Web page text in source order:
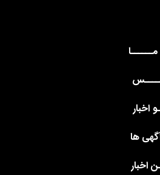
اخبار
ها
اخبار